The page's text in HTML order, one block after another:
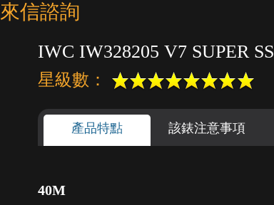
1
信諮詢
IWC IW328205 V7 SUPER SS
星級數：
產品特點 該錶注意事項
40M